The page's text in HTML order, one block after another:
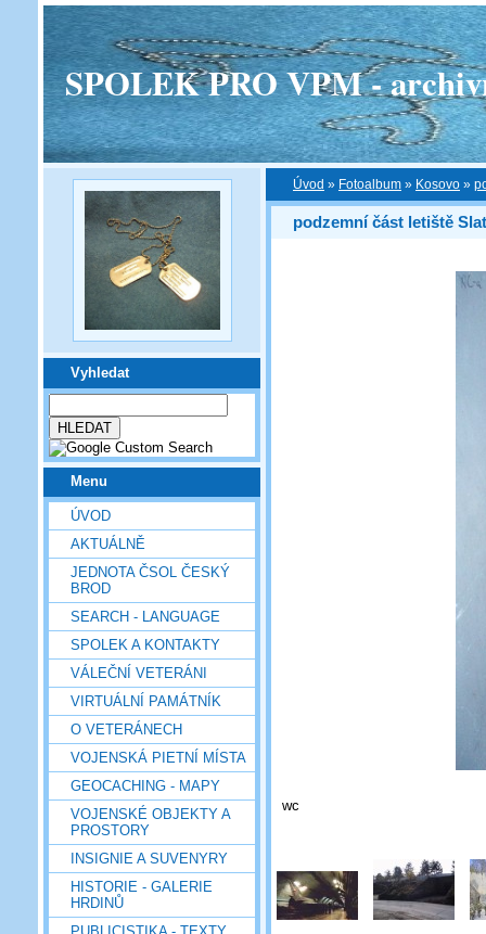
SPOLEK PRO VPM -
Vyhledat
Menu
ÚVOD
AKTUÁLNĚ
JEDNOTA ČSOL ČESKÝ
BROD
SEARCH - LANGUAGE
SPOLEK A KONTAKTY
VÁLEČNÍ VETERÁNI
VIRTUÁLNÍ PAMÁTNÍK
O VETERÁNECH
VOJENSKÁ PIETNÍ MÍSTA
GEOCACHING - MAPY
VOJENSKÉ OBJEKTY A
PROSTORY
INSIGNIE A SUVENYRY
HISTORIE - GALERIE
HRDINŮ
Úvod » Fotoalbum » Kosovo »
podzemní část letiště
wc